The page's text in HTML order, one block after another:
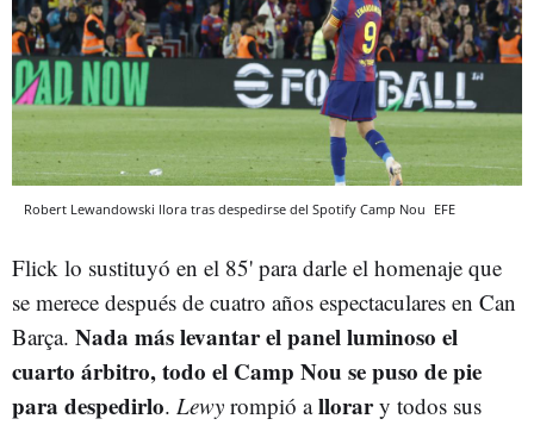
Robert Lewandowski llora tras despedirse del Spotify Camp Nou EFE
Flick lo sustituyó en el 85' para darle el homenaje que
se merece después de cuatro años espectaculares en Can
Barça. Nada más levantar el panel luminoso el
cuarto árbitro, todo el Camp Nou se puso de pie
para despedirlo. Lewy rompió allorary todos sus